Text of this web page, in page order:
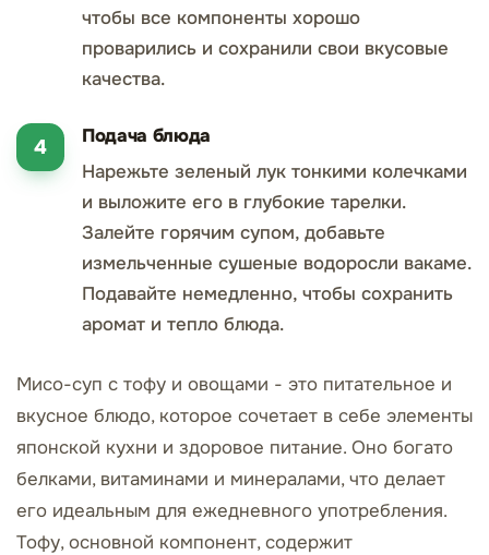
чтобы все компоненты хорошо
проварились и сохранили свои вкусовые
качества.
Подача блюда
Нарежьте зеленый лук тонкими колечками
и выложите его в глубокие тарелки.
Залейте горячим супом, добавьте
измельченные сушеные водоросли вакаме.
Подавайте немедленно, чтобы сохранить
аромат и тепло блюда.
Мисо-суп с тофу и овощами - это питательное и
вкусное блюдо, которое сочетает в себе элементы
японской кухни и здоровое питание. Оно богато
белками, витаминами и минералами, что делает
его идеальным для ежедневного употребления.
Тофу, основной компонент, содержит